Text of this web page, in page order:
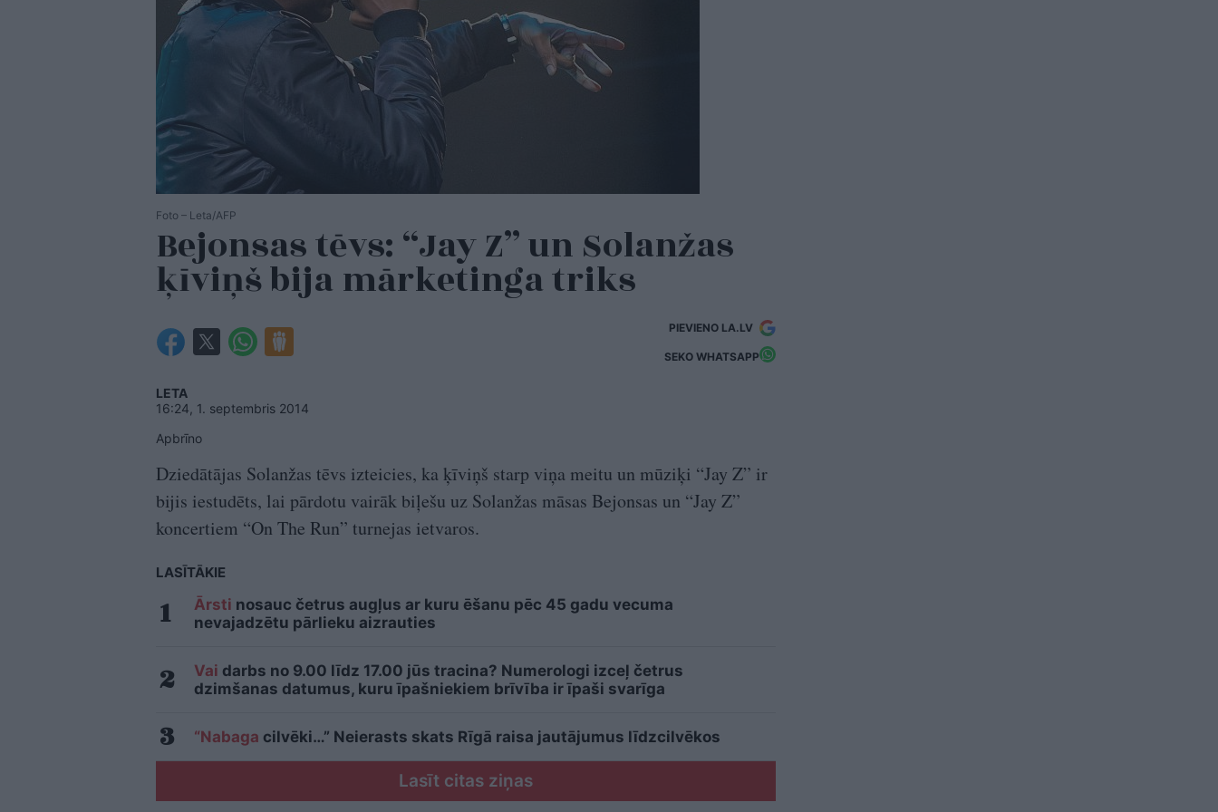
Foto – Leta/AFP
Bejonsas tēvs: “Jay Z” un Solanžas
ķīviņš bija mārketinga triks
PIEVIENO LA.LV
SEKO WHATSAPP
LETA
16:24, 1. septembris 2014
Apbrīno
Dziedātājas Solanžas tēvs izteicies, ka ķīviņš starp viņa meitu un mūziķi “Jay Z” ir
bijis iestudēts, lai pārdotu vairāk biļešu uz Solanžas māsas Bejonsas un “Jay Z”
koncertiem “On The Run” turnejas ietvaros.
LASĪTĀKIE
Ārsti nosauc četrus augļus ar kuru ēšanu pēc 45 gadu vecuma
nevajadzētu pārlieku aizrauties
Vai darbs no 9.00 līdz 17.00 jūs tracina? Numerologi izceļ četrus
dzimšanas datumus, kuru īpašniekiem brīvība ir īpaši svarīga
“Nabaga cilvēki…” Neierasts skats Rīgā raisa jautājumus līdzcilvēkos
Lasīt citas ziņas